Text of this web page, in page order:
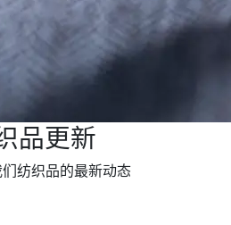
品更新
纺织品的最新动态